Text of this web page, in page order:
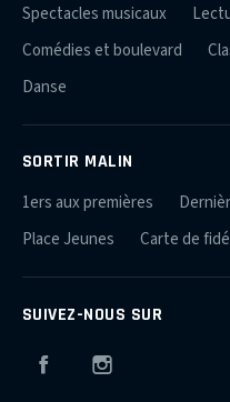
Spectacles musicaux
Comédies et boulevard
Danse
SORTIR MALIN
1ers aux premières
Place Jeunes
Carte de
SUIVEZ-NOUS SUR
Facebook